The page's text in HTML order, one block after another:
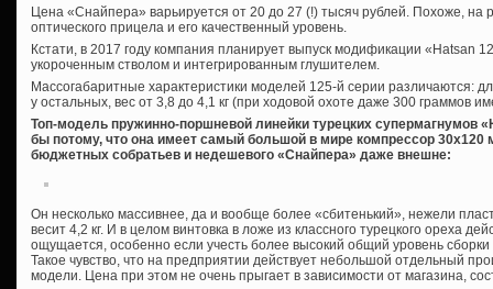
Цена «Снайпера» варьируется от 20 до 27 (!) тысяч рублей. Похоже, на
оптического прицела и его качественный уровень.
Кстати, в 2017 году компания планирует выпуск модификации «Hatsan
укороченным стволом и интегрированным глушителем.
Массогабаритные характеристики моделей 125-й серии различаются:
у остальных, вес от 3,8 до 4,1 кг (при ходовой охоте даже 300 граммов
Топ-модель пружинно-поршневой линейки турецких супермагнумов
бы потому, что она имеет самый большой в мире компрессор 30х120
бюджетных собратьев и недешевого «Снайпера» даже внешне:
Он несколько массивнее, да и вообще более «сбитенький», нежели
весит 4,2 кг. И в целом винтовка в ложе из классного турецкого ореха
ощущается, особенно если учесть более высокий общий уровень
Такое чувство, что на предприятии действует небольшой отдельный
модели. Цена при этом не очень прыгает в зависимости от магазина,